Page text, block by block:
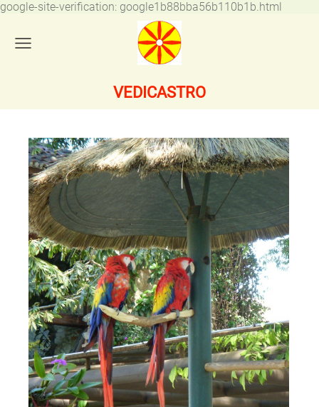
google-site-verification: google1b88bba56b110b1b.html
VEDICASTRO